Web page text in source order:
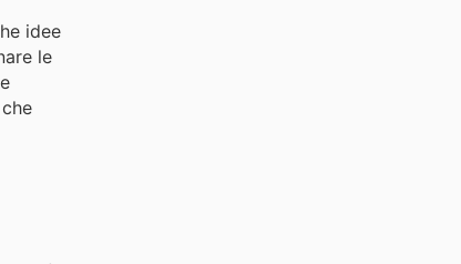
idee
le